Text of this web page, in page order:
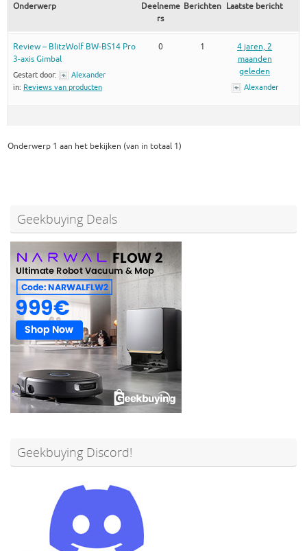
Onderwerp
Deelneme
rs
Berichten Laatste bericht
Review – BlitzWolf BW-BS14 Pro
3-axis Gimbal
Gestart door:
Alexander
in: Reviews van producten
0 1
4 jaren, 2
maanden
geleden
Alexander
Onderwerp 1 aan het bekijken (van in totaal 1)
Geekbuying Deals
Geekbuying Discord!